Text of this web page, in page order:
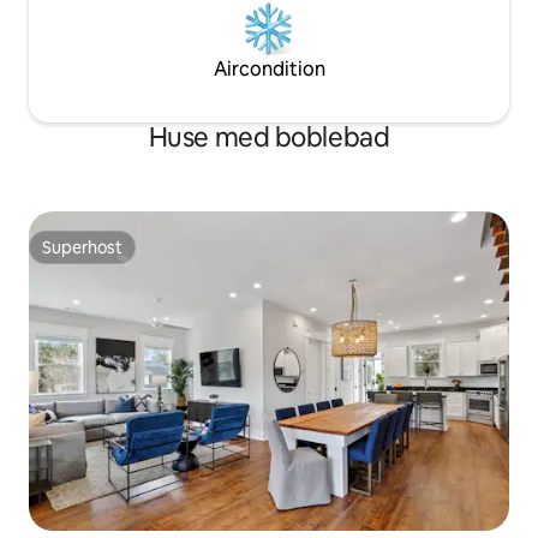
Aircondition
Huse med boblebad
Superhost
Superhost